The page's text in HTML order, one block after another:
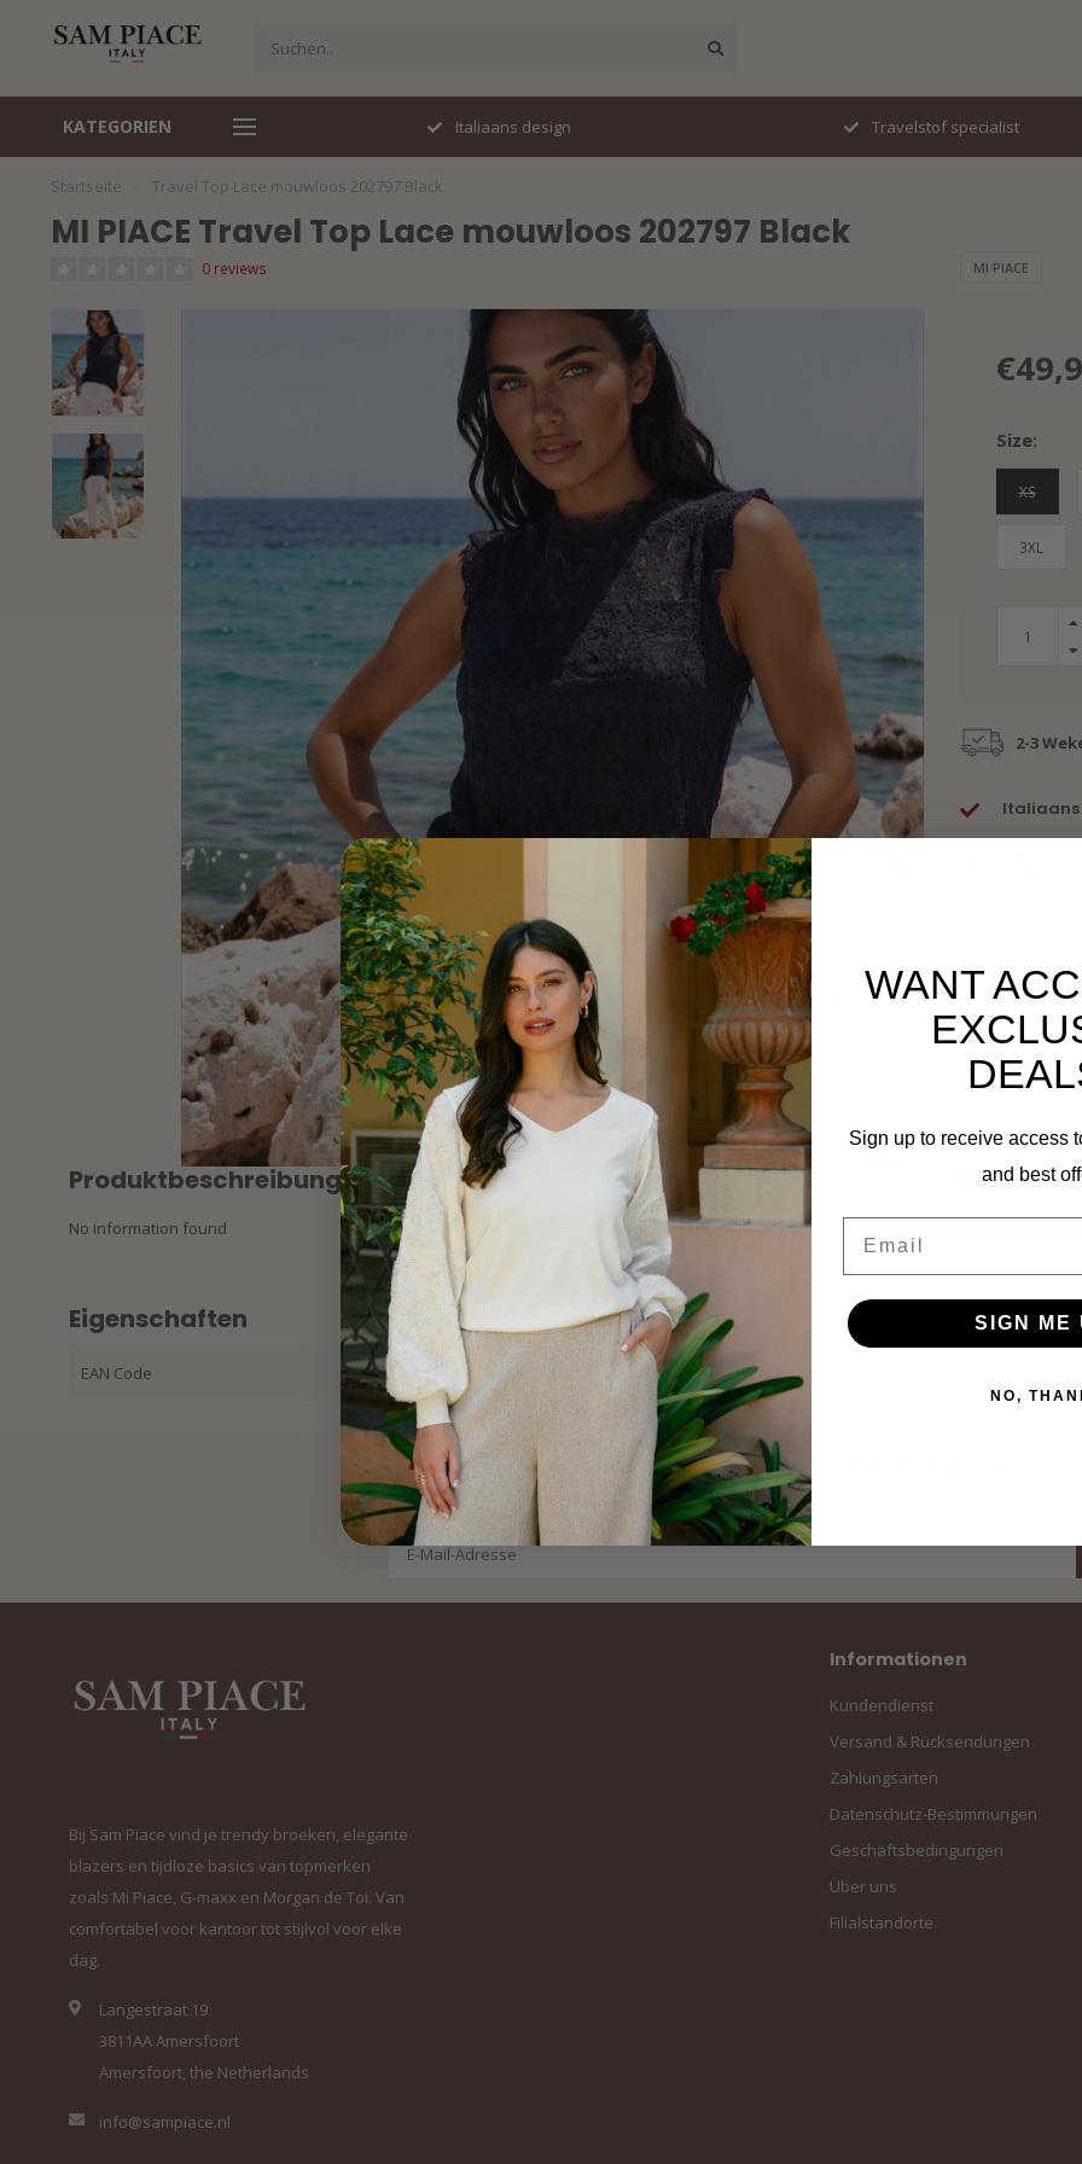
KATEGORIEN
Perfecte pasvorm Italiaans design Travelstof specialist
Startseite Travel Top Lace mouwloos 202797 Black
MI PIACE Travel Top Lace mouwloos 202797 Black
0 reviews MI PIACE
Size:
XS
3XL
2-3
Italiaans
Produktbeschreibung
No information found
Eigenschaften
EAN Code 8721342092721
Abonnieren Sie unseren Newsletter
Bleibe auf dem Laufenden mit unseren Newsletter-Angeboten
Bij Sam Piace vind je trendy broeken, elegante
blazers en tijdloze basics van topmerken
zoals Mi Piace, G-maxx en Morgan de Toi. Van
comfortabel voor kantoor tot stijlvol voor elke
dag.
Langestraat 19
3811AA Amersfoort
Amersfoort, the Netherlands
info@sampiace.nl
Informationen
Kundendienst
Versand & Rücksendungen
Zahlungsarten
Datenschutz-Bestimmungen
Geschäftsbedingungen
Über uns
Filialstandorte
WANT
Sign up to receive access
and best
SIGN ME
NO,